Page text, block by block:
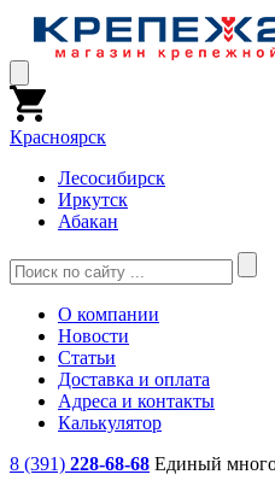
Красноярск
Лесосибирск
Иркутск
Абакан
О компании
Новости
Статьи
Доставка и оплата
Адреса и контакты
Калькулятор
8 (391) 228-68-68 Единый